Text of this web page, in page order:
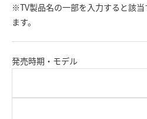
※TV製品名の一部を入力すると該
ます。
発売時期・モデル